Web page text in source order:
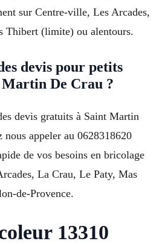
sur Centre-ville, Les Arcades,
Thibert (limite) ou alentours.
devis pour petits
De Crau ?
devis gratuits à Saint Martin
nous appeler au 0628318620
de vos besoins en bricolage
La Crau, Le Paty, Mas
de-Provence.
13310